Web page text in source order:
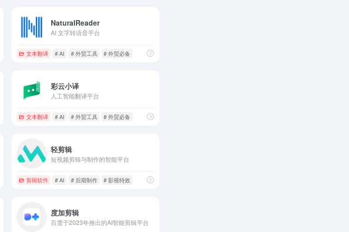
NaturalReader
AI 文字转语音平台
文本翻译 # AI # 外贸工具 # 外贸必备
彩云小译
人工智能翻译平台
文本翻译 # AI # 外贸工具 # 外贸必备
轻剪辑
短视频剪辑与制作的智能平台
剪辑软件 # AI # 后期制作 # 影视特效
度加剪辑
百度于2023年推出的AI智能剪辑平台